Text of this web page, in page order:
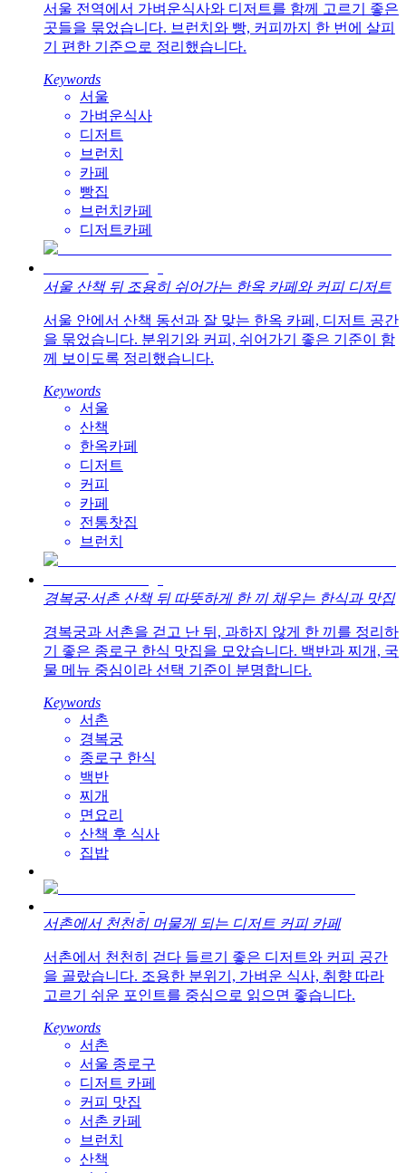
서울 전역에서 가벼운식사와 디저트를 함께 고르기 좋은
곳들을 묶었습니다. 브런치와 빵, 커피까지 한 번에 살피
기 편한 기준으로 정리했습니다.
Keywords
서울
가벼운식사
디저트
브런치
카페
빵집
브런치카페
디저트카페
서울 산책 뒤 조용히 쉬어가는 한옥 카페와 커피 디저트
서울 안에서 산책 동선과 잘 맞는 한옥 카페, 디저트 공간
을 묶었습니다. 분위기와 커피, 쉬어가기 좋은 기준이 함
께 보이도록 정리했습니다.
Keywords
서울
산책
한옥카페
디저트
커피
카페
전통찻집
브런치
경복궁·서촌 산책 뒤 따뜻하게 한 끼 채우는 한식과 맛집
경복궁과 서촌을 걷고 난 뒤, 과하지 않게 한 끼를 정리하
기 좋은 종로구 한식 맛집을 모았습니다. 백반과 찌개, 국
물 메뉴 중심이라 선택 기준이 분명합니다.
Keywords
서촌
경복궁
종로구 한식
백반
찌개
면요리
산책 후 식사
집밥
서촌에서 천천히 머물게 되는 디저트 커피 카페
서촌에서 천천히 걷다 들르기 좋은 디저트와 커피 공간
을 골랐습니다. 조용한 분위기, 가벼운 식사, 취향 따라
고르기 쉬운 포인트를 중심으로 읽으면 좋습니다.
Keywords
서촌
서울 종로구
디저트 카페
커피 맛집
서촌 카페
브런치
산책